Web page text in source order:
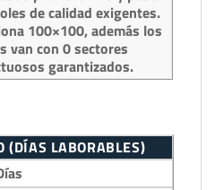
de calidad exigentes.
100×100, además los
van con 0 sectores
garantizados.
(DÍAS LABORABLES)